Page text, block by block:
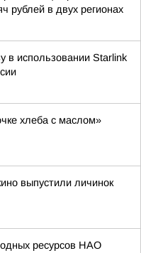
рублей в двух регионах
в использовании Starlink
хлеба с маслом»
выпустили личинок
ресурсов НАО